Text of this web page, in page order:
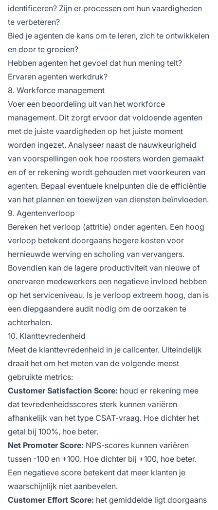
identificeren? Zijn er processen om hun vaardigheden
te verbeteren?
Bied je agenten de kans om te leren, zich te ontwikkelen
en door te groeien?
Hebben agenten het gevoel dat hun mening telt?
Ervaren agenten werkdruk?
8. Workforce management
Voer een beoordeling uit van het workforce
management. Dit zorgt ervoor dat voldoende agenten
met de juiste vaardigheden op het juiste moment
worden ingezet. Analyseer naast de nauwkeurigheid
van voorspellingen ook hoe roosters worden gemaakt
en of er rekening wordt gehouden met voorkeuren van
agenten. Bepaal eventuele knelpunten die de efficiëntie
van het plannen en toewijzen van diensten beïnvloeden.
9. Agentenverloop
Bereken het verloop (attritie) onder agenten. Een hoog
verloop betekent doorgaans hogere kosten voor
hernieuwde werving en scholing van vervangers.
Bovendien kan de lagere productiviteit van nieuwe of
onervaren medewerkers een negatieve invloed hebben
op het serviceniveau. Is je verloop extreem hoog, dan is
een diepgaandere audit nodig om de oorzaken te
achterhalen.
10. Klanttevredenheid
Meet de klanttevredenheid in je callcenter. Uiteindelijk
draait het om het meten van de volgende meest
gebruikte metrics:
Customer Satisfaction Score: houd er rekening mee
dat tevredenheidsscores sterk kunnen variëren
afhankelijk van het type CSAT-vraag. Hoe dichter het
getal bij 100%, hoe beter.
Net Promoter Score: NPS-scores kunnen variëren
tussen -100 en +100. Hoe dichter bij +100, hoe beter.
Een negatieve score betekent dat meer klanten je
waarschijnlijk niet aanbevelen.
Customer Effort Score: het gemiddelde ligt doorgaans